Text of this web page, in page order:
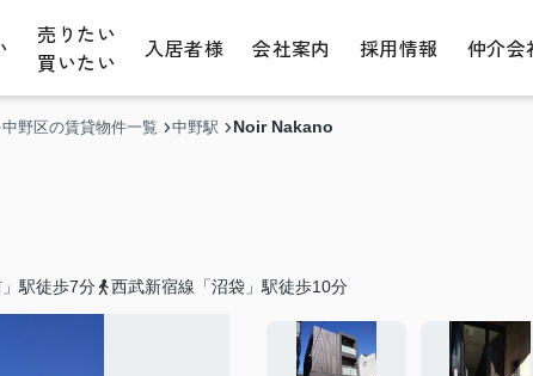
売りたい
買いたい
入居者様 会社案内 採用情報 仲介会
中野区の賃貸物件一覧 中野駅 Noir Nakano
駅徒歩7分 西武新宿線「沼袋」駅徒歩10分